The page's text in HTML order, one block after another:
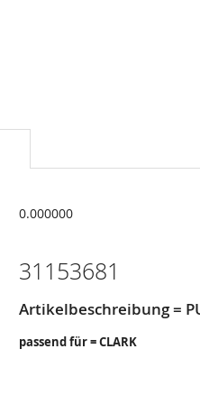
0.000000
31153681
Artikelbeschreibung =
passend für = CLARK